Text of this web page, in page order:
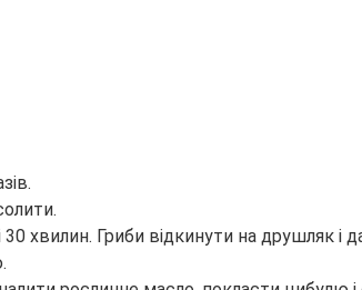
хвилин. Гриби відкинути на друшляк і